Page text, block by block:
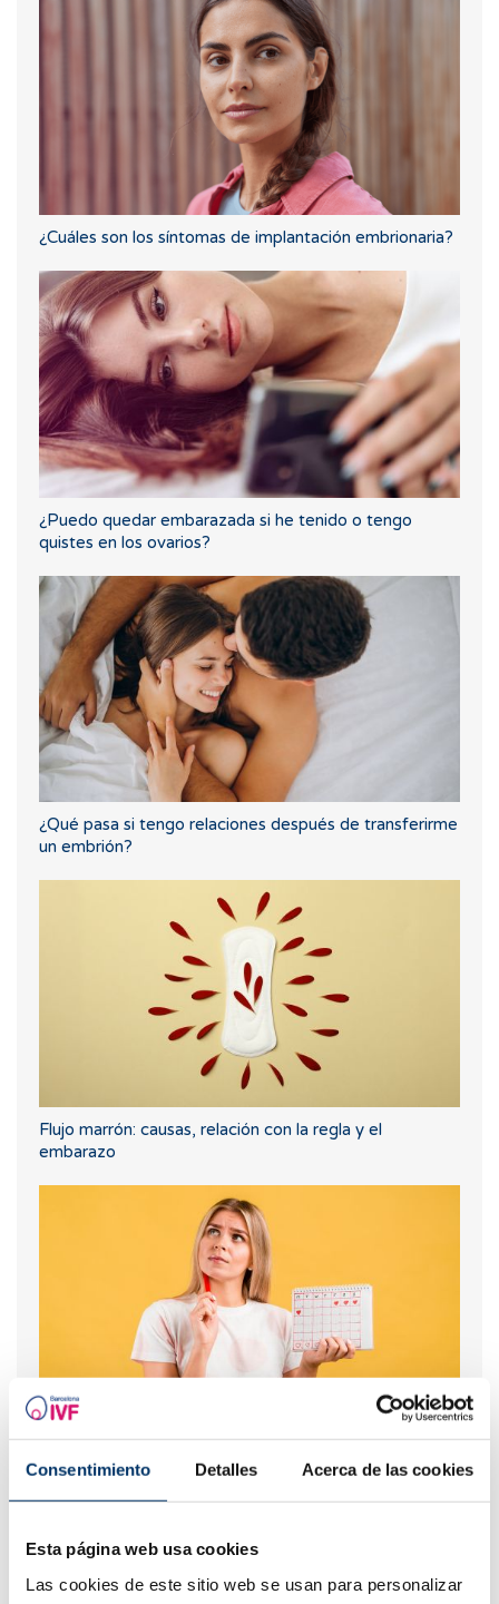
Consentimiento Detalles Acerca de las cookies
Esta página web usa cookies
Las cookies de este sitio web se usan para personalizar
¿Cuáles son los síntomas de implantación embrionaria?
¿Puedo quedar embarazada si he tenido o tengo
quistes en los ovarios?
¿Qué pasa si tengo relaciones después de transferirme
un embrión?
Flujo marrón: causas, relación con la regla y el
embarazo
Spotting: ¿Qué es y cómo afecta a la fertilidad?